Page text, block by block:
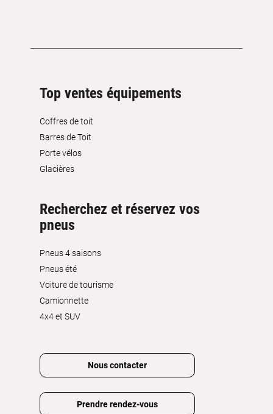
Top ventes équipements
Coffres de toit
Barres de Toit
Porte vélos
Glacières
Recherchez et réservez vos
pneus
Pneus 4 saisons
Pneus été
Voiture de tourisme
Camionnette
4x4 et SUV
Nous contacter
Prendre rendez-vous